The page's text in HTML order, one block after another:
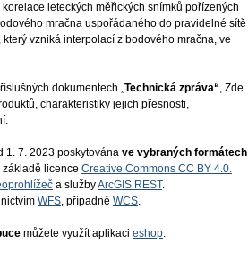
leteckých měřických snímků pořízených
mračna uspořádaného do pravidelné sítě
vzniká interpolací z bodového mračna, ve
dokumentech „Technická zpráva“, Zde
charakteristiky jejich přesnosti,
1. 7. 2023 poskytována ve vybraných formátech
základě licence Creative Commons CC BY 4.0.
a službyArcGIS REST.
WFS, případně WCS.
můžete využít aplikaci eshop.